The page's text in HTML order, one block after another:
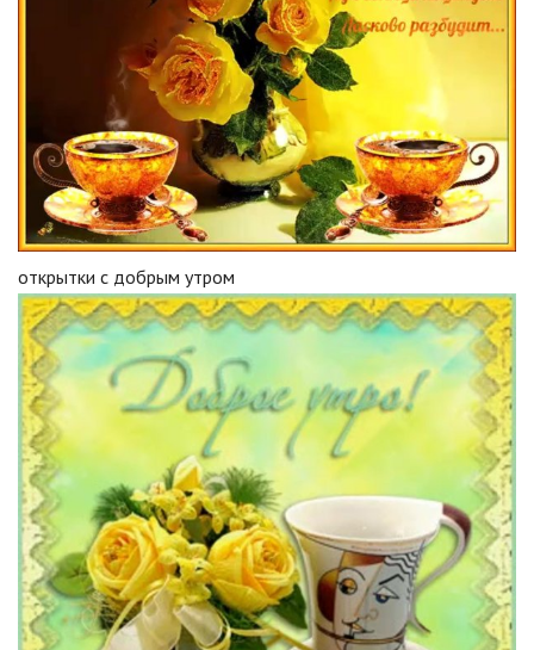
открытки с добрым утром